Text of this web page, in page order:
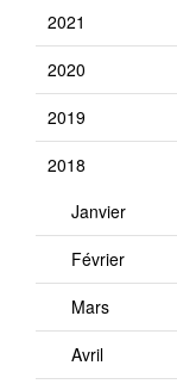
2021
2020
2019
2018
Janvier
Février
Mars
Avril